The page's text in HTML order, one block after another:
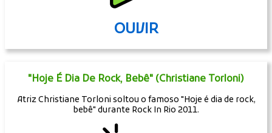
OUVIR
"Hoje É Dia De Rock, Bebê" (Christiane Torloni)
Atriz Christiane Torloni soltou o famoso "Hoje é dia de rock,
bebê" durante Rock In Rio 2011.